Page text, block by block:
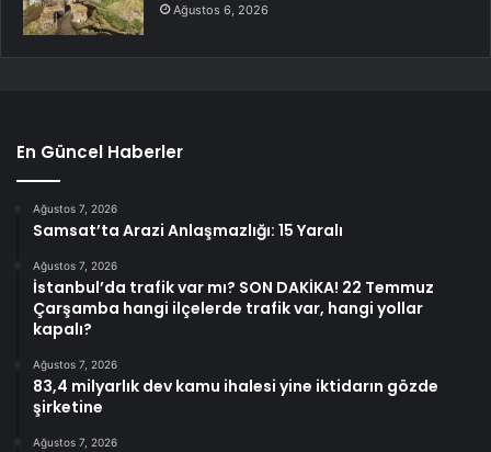
Ağustos 6, 2026
En Güncel Haberler
Ağustos 7, 2026
Samsat’ta Arazi Anlaşmazlığı: 15 Yaralı
Ağustos 7, 2026
İstanbul’da trafik var mı? SON DAKİKA! 22 Temmuz
Çarşamba hangi ilçelerde trafik var, hangi yollar
kapalı?
Ağustos 7, 2026
83,4 milyarlık dev kamu ihalesi yine iktidarın gözde
şirketine
Ağustos 7, 2026